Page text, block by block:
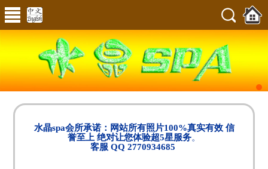
水晶spa会所承诺：网站所有照片100%真实有效 信
誉至上 绝对让您体验超5星服务。
客服 QQ 2770934685